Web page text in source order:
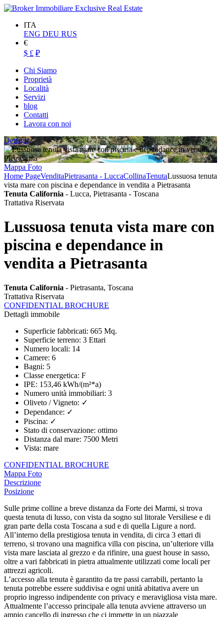
ITA
ENG DEU RUS
€
$ £ ₽
Chi Siamo
Proprietà
Località
Servizi
blog
Contatti
Lavora con noi
Dettagli
Mappa Foto
Home PageVenditaPietrasanta - LuccaCollinaTenutaLussuosa tenuta
vista mare con piscina e dependance in vendita a Pietrasanta
Tenuta California - Lucca, Pietrasanta - Toscana
Trattativa Riservata
Lussuosa tenuta vista mare con
piscina e dependance in
vendita a Pietrasanta
Tenuta California - Pietrasanta, Toscana
Trattativa Riservata
CONFIDENTIAL BROCHURE
Dettagli immobile
Superficie fabbricati: 665 Mq.
Superficie terreno: 3 Ettari
Numero locali: 14
Camere: 6
Bagni: 5
Classe energetica: F
IPE: 153,46 kWh/(m²*a)
Numero unità immobiliari: 3
Oliveto / Vigneto: ✓
Dependance: ✓
Piscina: ✓
Stato di conservazione: ottimo
Distanza dal mare: 7500 Metri
Vista: mare
CONFIDENTIAL BROCHURE
Mappa Foto
Descrizione
Posizione
Sulle prime colline a breve distanza da Forte dei Marmi, si trova
questa tenuta di lusso, con vista da sogno sul litorale Versiliese e di
gran parte della costa Toscana a sud e di quella Ligure a nord.
All’interno della prestigiosa tenuta in vendita, di circa 3 ettari di
terreno, si trovano una magnifica villa con piscina, un’ulteriore villa
vista mare lasciata al grezzo e da rifinire, una guest house in sasso,
oltre a vari fabbricati in pietra attualmente utilizzati come locali per
attrezzi agricoli.
L’accesso alla tenuta è garantito da tre passi carrabili, pertanto la
tenuta potrebbe essere suddivisa e ogni unità abitativa avere un
proprio ingresso indipendente con privacy e meravigliosa vista mare.
Attualmente l’accesso principale alla tenuta avviene attraverso un
ampio cancello di ingresso che ci immette in un piazzale